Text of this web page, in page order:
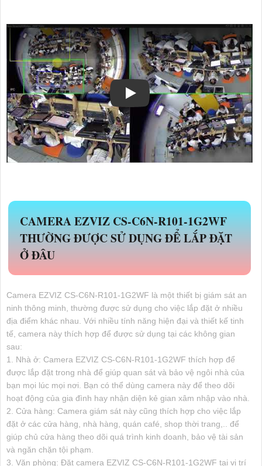
CAMERA EZVIZ CS-C6N-R101-1G2WF
THƯỜNG ĐƯỢC SỬ DỤNG ĐỂ LẮP ĐẶT
Ở ĐÂU
Camera EZVIZ CS-C6N-R101-1G2WF là một thiết bị giám sát an
ninh thông minh, thường được sử dụng cho việc lắp đặt ở nhiều
địa điểm khác nhau. Với nhiều tính năng hiện đại và thiết kế tinh
tế, camera này thích hợp để được sử dụng tại các không gian
sau:
1. Nhà ở: Camera EZVIZ CS-C6N-R101-1G2WF thích hợp để
được lắp đặt trong nhà để giúp quan sát và bảo vệ ngôi nhà của
bạn mọi lúc mọi nơi. Bạn có thể dùng camera này để theo dõi
hoạt động của gia đình hay nhận diện kẻ gian xâm nhập vào nhà.
2. Cửa hàng: Camera giám sát này cũng thích hợp cho việc lắp
đặt ở các cửa hàng, nhà hàng, quán café, shop thời trang,.. để
giúp chủ cửa hàng theo dõi quá trình kinh doanh, bảo vệ tài sản
và ngăn chặn tội phạm.
3. Văn phòng: Đặt camera EZVIZ CS-C6N-R101-1G2WF tại vị trí